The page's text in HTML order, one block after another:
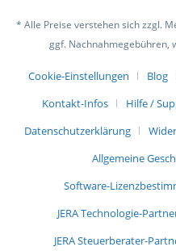
* Alle Preise verstehen sich zzgl.
ggf. Nachnahmegebühren,
Cookie-Einstellungen Blog
Kontakt-Infos
Hilfe /
Datenschutzerklärung
Allgemeine
Software-
JERA Technologie-
JERA Steuerberater-